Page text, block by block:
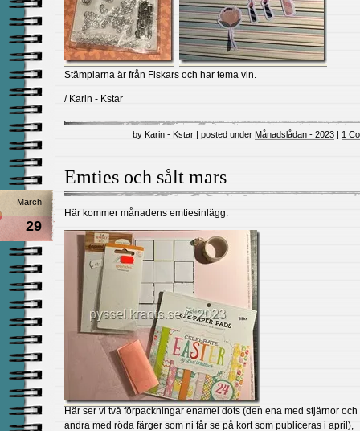
Stämplarna är från Fiskars och har tema vin.
/ Karin - Kstar
by Karin - Kstar | posted under Månadslådan - 2023 | 1
Emties och sålt mars
March
29
Här kommer månadens emtiesinlägg.
Här ser vi två förpackningar enamel dots (den ena med stjärnor och
andra med röda färger som ni får se på kort som publiceras i april),